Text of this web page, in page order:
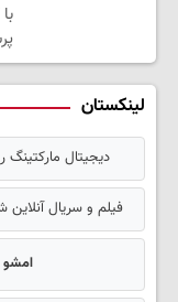
لینکستان
دیجیتال
فیلم و سریال
امشو